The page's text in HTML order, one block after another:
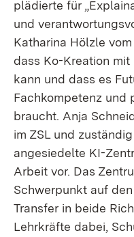
plädierte für
und
Katharina Hölzle
dass Ko-Kreation
kann und dass es
Fachkompetenz und
braucht. Anja
im ZSL und
angesiedelte KI-
Arbeit vor. Das
Schwerpunkt auf
Transfer in beide
Lehrkräfte dabei,